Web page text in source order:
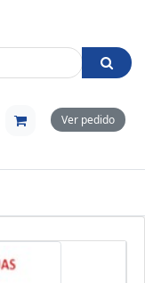
Ver pedido